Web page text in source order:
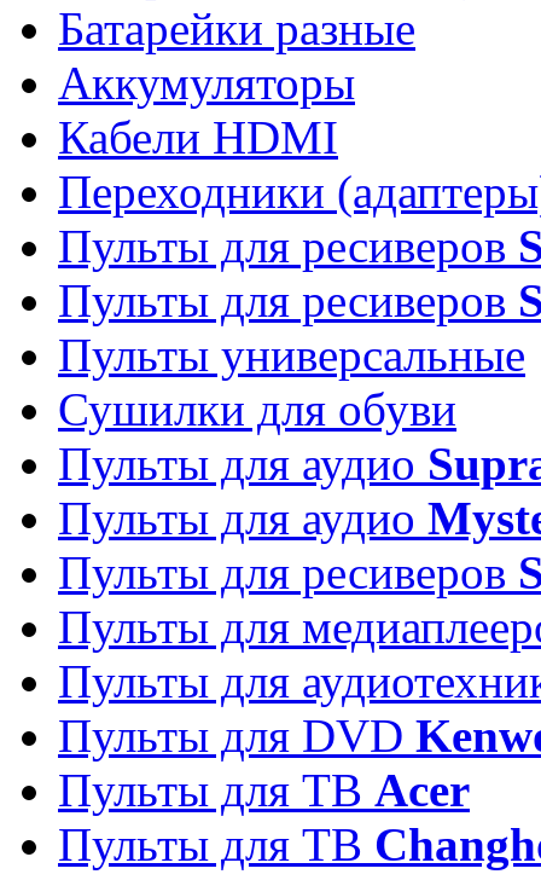
Батарейки разные
Аккумуляторы
Кабели HDMI
Переходники
Пульты для ресиверов
Пульты для ресиверов
Пульты универсальные
Сушилки для обуви
Пульты для аудио
Пульты для аудио
Пульты для ресиверов
Пульты для
Пульты для
Пульты для DVD
Пульты для ТВ Acer
Пульты для ТВ